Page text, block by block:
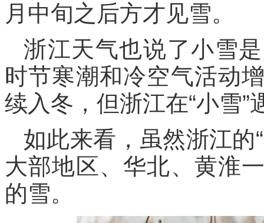
月中旬之后方才见雪。
浙江天气也说了小雪
时节寒潮和冷空气活动
续入冬，但浙江在“小雪
如此来看，虽然浙江的
大部地区、华北、黄淮
的雪。